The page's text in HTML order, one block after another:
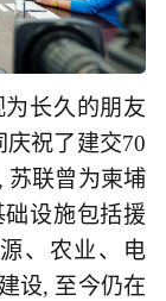
长久的朋友
祝了建交70
苏联曾为柬埔
设施包括援
、农业、电
设, 至今仍在